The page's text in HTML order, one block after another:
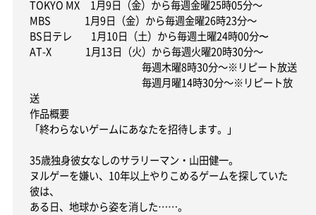
TOKYO MX 1月9日（金）から毎週金曜25時05分～
MBS 1月9日（金）から毎週金曜26時23分～
BS日テレ 1月10日（土）から毎週土曜24時00分〜
AT-X 1月13日（火）から毎週火曜20時30分～
毎週木曜8時30分～※リピート放送
毎週月曜14時30分～※リピート放
送
作品概要
「終わらないゲームにあなたを招待します。」
35歳独身彼女なしのサラリーマン・山田健一。
ヌルゲーを嫌い、10年以上やりこめるゲームを探していた
彼は、
ある日、地球から姿を消した……。